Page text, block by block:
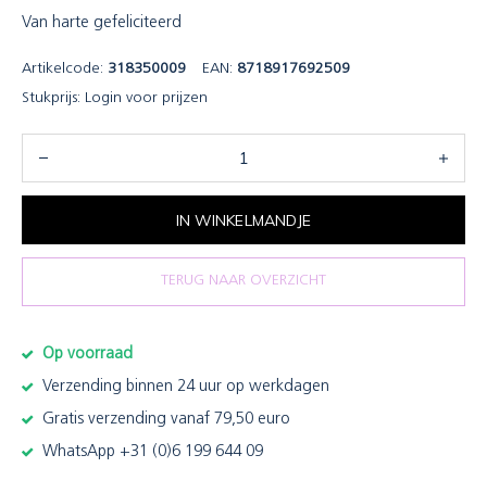
Van harte gefeliciteerd
Artikelcode: 318350009 EAN: 8718917692509
Stukprijs: Login voor prijzen
IN WINKELMANDJE
TERUG NAAR OVERZICHT
Op voorraad
Verzending binnen 24 uur op werkdagen
Gratis verzending vanaf 79,50 euro
WhatsApp +31 (0)6 199 644 09